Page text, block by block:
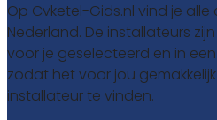
Op Cvketel-Gids.nl vind je
Nederland. De installateurs
voor je geselecteerd en in
zodat het voor jou
installateur te vinden.